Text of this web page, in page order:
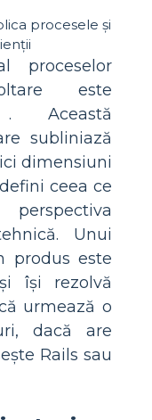
proceselor
este
subliniază
dimensiuni
ceea ce
Unui
produs este
își rezolvă
urmează o
dacă are
Rails sau